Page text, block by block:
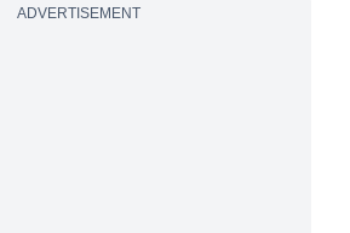
ADVERTISEMENT